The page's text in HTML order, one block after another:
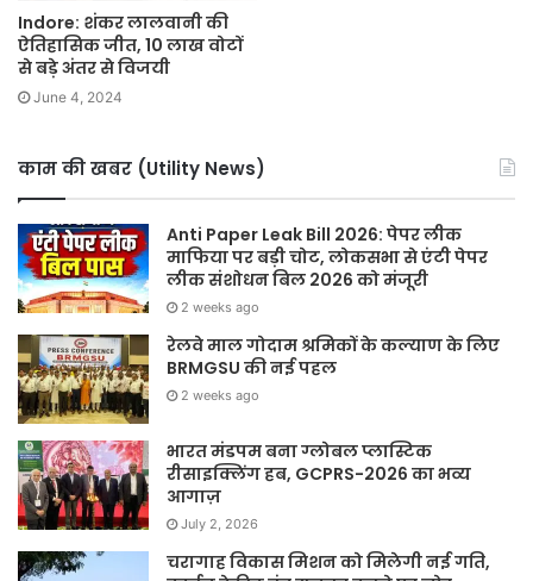
Indore: शंकर लालवानी की
ऐतिहासिक जीत, 10 लाख वोटों
से बड़े अंतर से विजयी
June 4, 2024
काम की खबर (Utility News)
Anti Paper Leak Bill 2026: पेपर लीक
माफिया पर बड़ी चोट, लोकसभा से एंटी पेपर
लीक संशोधन बिल 2026 को मंजूरी
2 weeks ago
रेलवे माल गोदाम श्रमिकों के कल्याण के लिए
BRMGSU की नई पहल
2 weeks ago
भारत मंडपम बना ग्लोबल प्लास्टिक
रीसाइक्लिंग हब, GCPRS-2026 का भव्य
आगाज़
July 2, 2026
चरागाह विकास मिशन को मिलेगी नई गति,